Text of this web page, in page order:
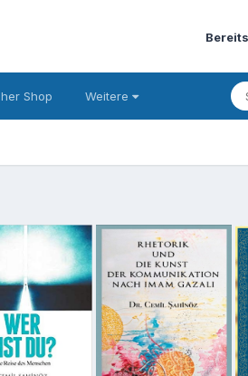
Shop Weitere